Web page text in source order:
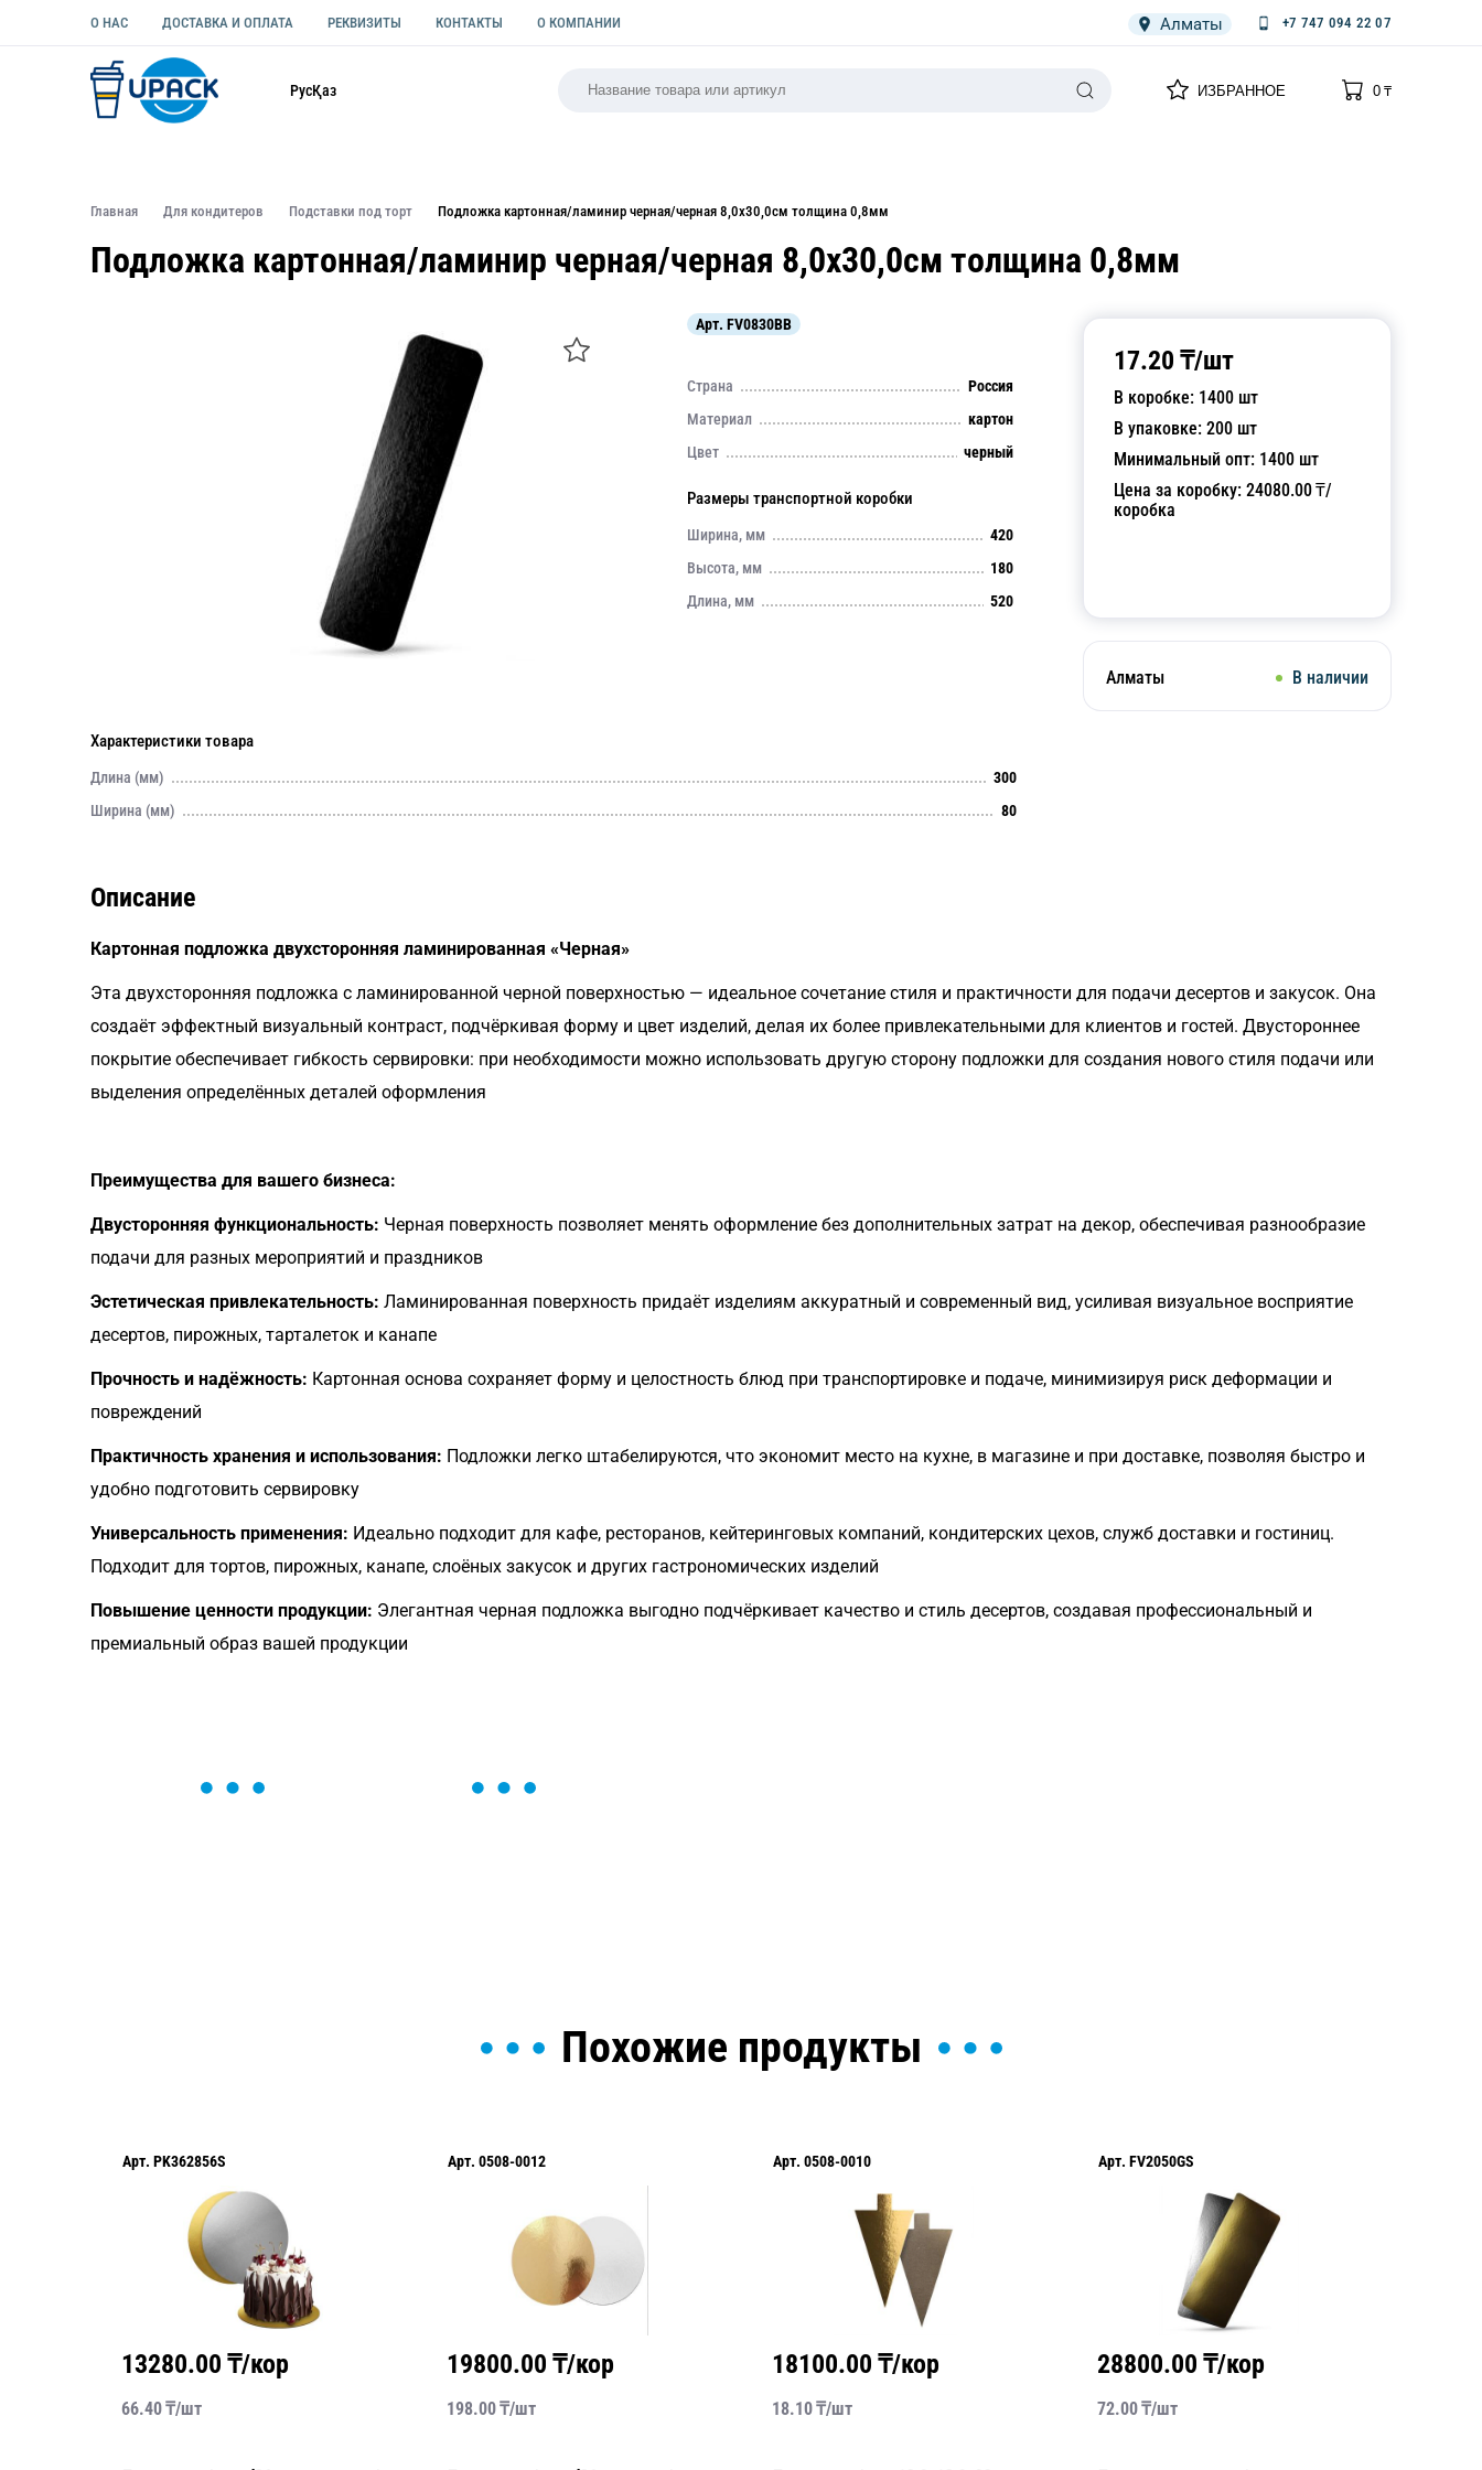
О НАС ДОСТАВКА И ОПЛАТА РЕКВИЗИТЫ КОНТАКТЫ О КОМПАНИИ Алматы +7 747 094 22 07
РусҚаз ИЗБРАННОЕ
0
0₸
Главная Для кондитеров Подставки под торт Подложка картонная/ламинир черная/черная 8,0х30,0см толщина 0,8мм
Подложка картонная/ламинир черная/черная 8,0х30,0см толщина 0,8мм
17.20 ₸/шт
В коробке: 1400 шт
В упаковке: 200 шт
Минимальный опт: 1400 шт
Цена за коробку: 24080.00₸/
коробка
Алматы В наличии
Арт. FV0830BB
Страна
Россия
Материал
картон
Цвет
черный
Размеры транспортной коробки
Ширина, мм
420
Высота, мм
180
Длина, мм
520
Характеристики товара
Длина (мм)
300
Ширина (мм)
80
Описание
Картонная подложка двухсторонняя ламинированная «Черная»
Эта двухсторонняя подложка с ламинированной черной поверхностью — идеальное сочетание стиля и практичности для подачи десертов и закусок. Она
создаёт эффектный визуальный контраст, подчёркивая форму и цвет изделий, делая их более привлекательными для клиентов и гостей. Двустороннее
покрытие обеспечивает гибкость сервировки: при необходимости можно использовать другую сторону подложки для создания нового стиля подачи или
выделения определённых деталей оформления
Преимущества для вашего бизнеса:
Двусторонняя функциональность: Черная поверхность позволяет менять оформление без дополнительных затрат на декор, обеспечивая разнообразие
подачи для разных мероприятий и праздников
Эстетическая привлекательность: Ламинированная поверхность придаёт изделиям аккуратный и современный вид, усиливая визуальное восприятие
десертов, пирожных, тарталеток и канапе
Прочность и надёжность: Картонная основа сохраняет форму и целостность блюд при транспортировке и подаче, минимизируя риск деформации и
повреждений
Практичность хранения и использования: Подложки легко штабелируются, что экономит место на кухне, в магазине и при доставке, позволяя быстро и
удобно подготовить сервировку
Универсальность применения: Идеально подходит для кафе, ресторанов, кейтеринговых компаний, кондитерских цехов, служб доставки и гостиниц.
Подходит для тортов, пирожных, канапе, слоёных закусок и других гастрономических изделий
Повышение ценности продукции: Элегантная черная подложка выгодно подчёркивает качество и стиль десертов, создавая профессиональный и
премиальный образ вашей продукции
Похожие продукты
Арт. PK362856S
13280.00 ₸/кор
66.40₸/шт
Арт. 0508-0012
19800.00 ₸/кор
198.00₸/шт
Арт. 0508-0010
18100.00 ₸/кор
18.10₸/шт
Арт. FV2050GS
28800.00 ₸/кор
72.00₸/шт